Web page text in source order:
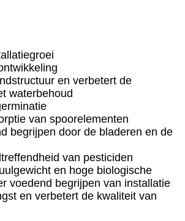
en verbetert de
waterbehoud
van spoorelementen
begrijpen door de bladeren en de
van pesticiden
en hoge biologische
voedend begrijpen van installatie
en verbetert de kwaliteit van